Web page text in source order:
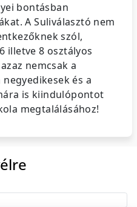
bontásban
A Suliválasztó nem
szól,
illetve 8 osztályos
nemcsak a
és a
is kiindulópontot
megtalálásához!